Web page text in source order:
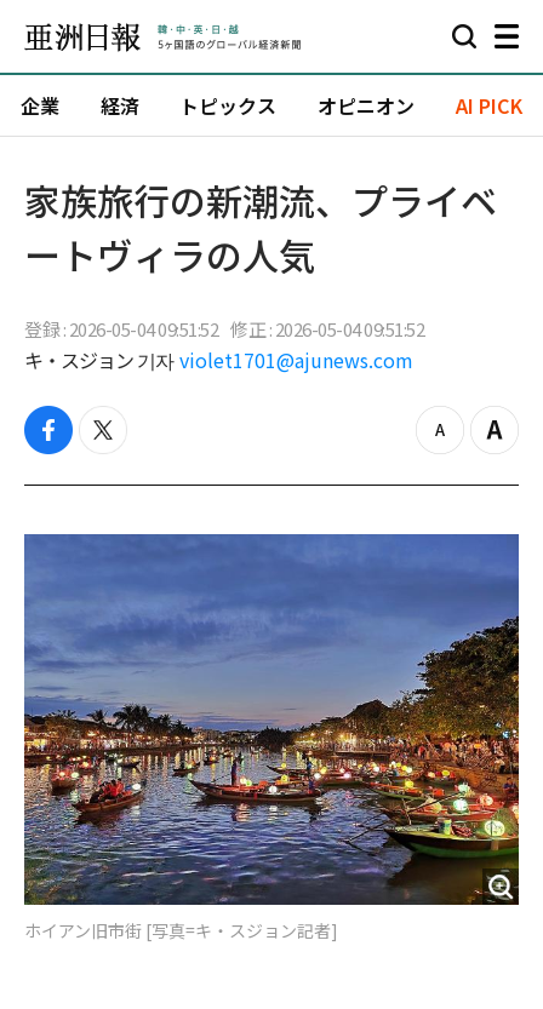
企業 経済 トピックス オピニオン AI PICK
家族旅行の新潮流、プライベ
ートヴィラの人気
登録 : 2026-05-04 09:51:52 修正 : 2026-05-04 09:51:52
キ・スジョン 기자 violet1701@ajunews.com
f
c
b
k
t
i
t
z
o
o
Z
o
i
ホイアン旧市街 [写真=キ・スジョン記者]